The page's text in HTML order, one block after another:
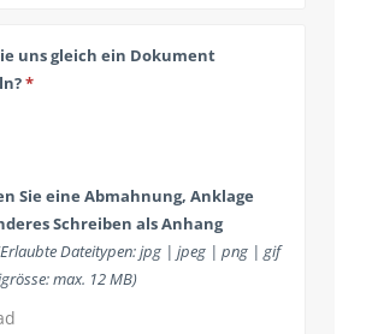
uns gleich ein Dokument
*
Sie eine Abmahnung, Anklage
Schreiben als Anhang
Dateitypen: jpg | jpeg | png | gif
max. 12 MB)